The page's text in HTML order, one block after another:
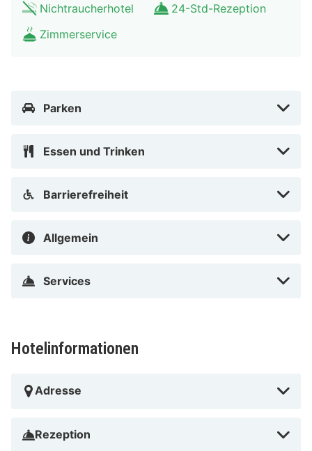
Nichtraucherhotel
24-Std-Rezeption
Zimmerservice
Parken
Essen und Trinken
Barrierefreiheit
Allgemein
Services
Hotelinformationen
Adresse
Rezeption